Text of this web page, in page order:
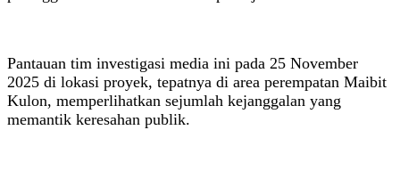
Pantauan tim investigasi media ini pada 25 November
2025 di lokasi proyek, tepatnya di area perempatan Maibit
Kulon, memperlihatkan sejumlah kejanggalan yang
memantik keresahan publik.